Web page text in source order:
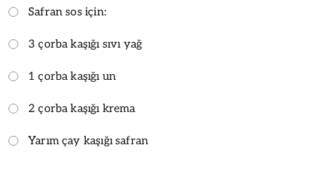
Safran sos için:
3 çorba kaşığı sıvı yağ
1 çorba kaşığı un
2 çorba kaşığı krema
Yarım çay kaşığı safran